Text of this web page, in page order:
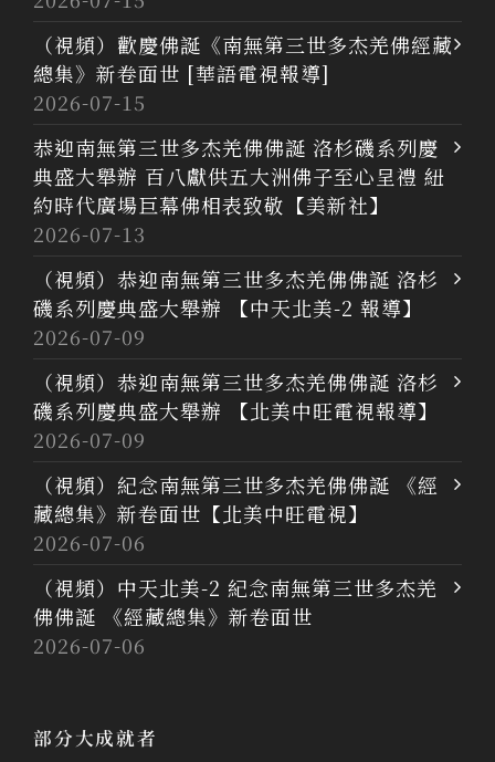
（視頻）歡慶佛誕《南無第三世多杰羌佛經藏
總集》新卷面世 [華語電視報導]
2026-07-15
恭迎南無第三世多杰羌佛佛誕 洛杉磯系列慶
典盛大舉辦 百八獻供五大洲佛子至心呈禮 紐
約時代廣場巨幕佛相表致敬【美新社】
2026-07-13
（視頻）恭迎南無第三世多杰羌佛佛誕 洛杉
磯系列慶典盛大舉辦 【中天北美-2 報導】
2026-07-09
（視頻）恭迎南無第三世多杰羌佛佛誕 洛杉
磯系列慶典盛大舉辦 【北美中旺電視報導】
2026-07-09
（視頻）紀念南無第三世多杰羌佛佛誕 《經
藏總集》新卷面世【北美中旺電視】
2026-07-06
（視頻）中天北美-2 紀念南無第三世多杰羌
佛佛誕 《經藏總集》新卷面世
2026-07-06
部分大成就者